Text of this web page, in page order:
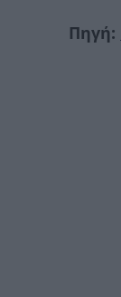
Πηγή: